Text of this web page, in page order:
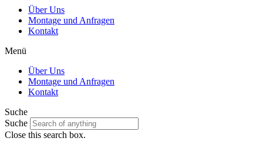
Über Uns
Montage und Anfragen
Kontakt
Menü
Über Uns
Montage und Anfragen
Kontakt
Suche
Suche
Close this search box.